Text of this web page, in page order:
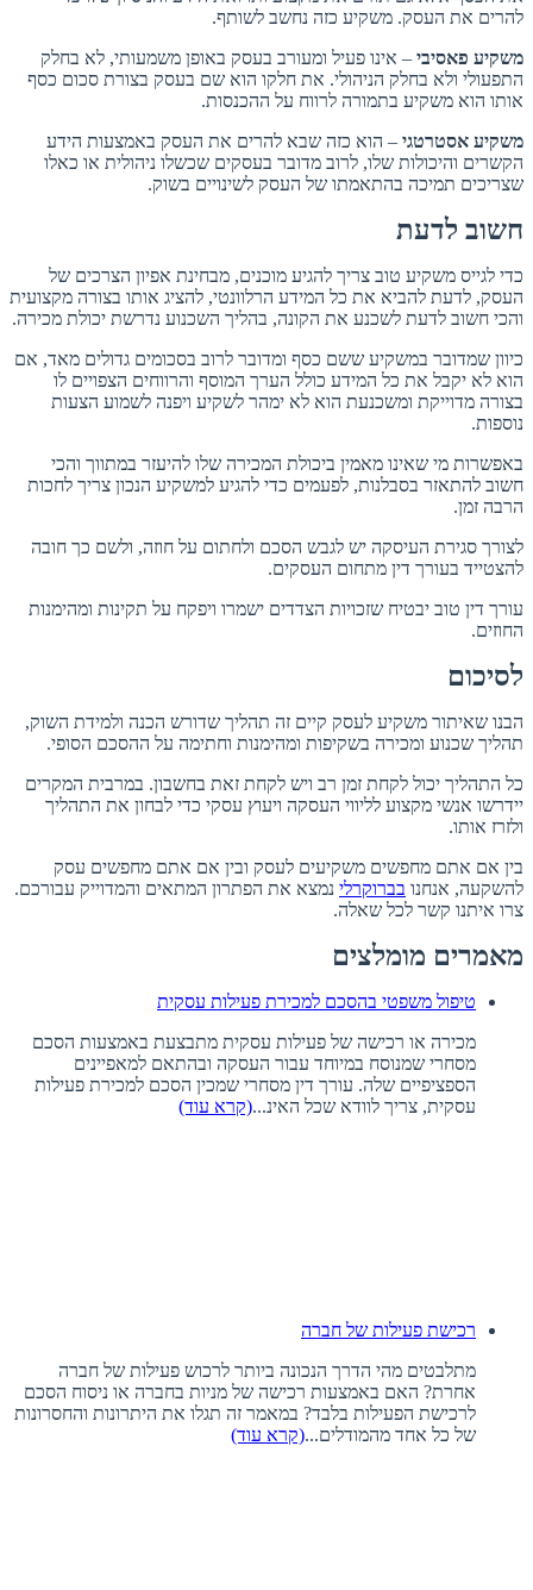
להרים את העסק. משקיע כזה נחשב לשותף.
משקיע פאסיבי – אינו פעיל ומעורב בעסק באופן משמעותי, לא בחלק
התפעולי ולא בחלק הניהולי. את חלקו הוא שם בעסק בצורת סכום כסף
אותו הוא משקיע בתמורה לרווח על ההכנסות.
משקיע אסטרטגי – הוא כזה שבא להרים את העסק באמצעות הידע
הקשרים והיכולות שלו, לרוב מדובר בעסקים שכשלו ניהולית או כאלו
שצריכים תמיכה בהתאמתו של העסק לשינויים בשוק.
חשוב לדעת
כדי לגייס משקיע טוב צריך להגיע מוכנים, מבחינת אפיון הצרכים של
העסק, לדעת להביא את כל המידע הרלוונטי, להציג אותו בצורה מקצועית
והכי חשוב לדעת לשכנע את הקונה, בהליך השכנוע נדרשת יכולת מכירה.
כיוון שמדובר במשקיע ששם כסף ומדובר לרוב בסכומים גדולים מאד, אם
הוא לא יקבל את כל המידע כולל הערך המוסף והרווחים הצפויים לו
בצורה מדוייקת ומשכנעת הוא לא ימהר לשקיע ויפנה לשמוע הצעות
נוספות.
באפשרות מי שאינו מאמין ביכולת המכירה שלו להיעזר במתווך והכי
חשוב להתאזר בסבלנות, לפעמים כדי להגיע למשקיע הנכון צריך לחכות
הרבה זמן.
לצורך סגירת העיסקה יש לגבש הסכם ולחתום על חוזה, ולשם כך חובה
להצטייד בעורך דין מתחום העסקים.
עורך דין טוב יבטיח שזכויות הצדדים ישמרו ויפקח על תקינות ומהימנות
החוזים.
לסיכום
הבנו שאיתור משקיע לעסק קיים זה תהליך שדורש הכנה ולמידת השוק,
תהליך שכנוע ומכירה בשקיפות ומהימנות וחתימה על ההסכם הסופי.
כל התהליך יכול לקחת זמן רב ויש לקחת זאת בחשבון. במרבית המקרים
יידרשו אנשי מקצוע לליווי העסקה ויעוץ עסקי כדי לבחון את התהליך
ולזרז אותו.
בין אם אתם מחפשים משקיעים לעסק ובין אם אתם מחפשים עסק
להשקעה, אנחנו בברוקרלי נמצא את הפתרון המתאים והמדוייק עבורכם.
צרו איתנו קשר לכל שאלה.
מאמרים מומלצים
טיפול משפטי בהסכם למכירת פעילות עסקית
מכירה או רכישה של פעילות עסקית מתבצעת באמצעות הסכם
מסחרי שמנוסח במיוחד עבור העסקה ובהתאם למאפיינים
הספציפיים שלה. עורך דין מסחרי שמכין הסכם למכירת פעילות
עסקית, צריך לוודא שכל האינ...(קרא עוד)
רכישת פעילות של חברה
מתלבטים מהי הדרך הנכונה ביותר לרכוש פעילות של חברה
אחרת? האם באמצעות רכישה של מניות בחברה או ניסוח הסכם
לרכישת הפעילות בלבד? במאמר זה תגלו את היתרונות והחסרונות
של כל אחד מהמודלים...(קרא עוד)